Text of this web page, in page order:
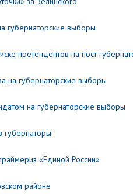
губернаторские выборы
претендентов на пост
на губернаторские выборы
на губернаторские выборы
губернаторы
«Единой России»
районе